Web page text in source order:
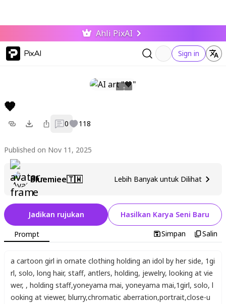
Ahli PixAI
PixAI Sign in
🧡
0 118
Published on Nov 11, 2025
Bluemiee🇹🇼 Lebih Banyak untuk Dilihat
Jadikan rujukan Hasilkan Karya Seni Baru
Prompt Simpan Salin
a cartoon girl in ornate clothing holding an idol by her side, 1gi
rl, solo, long hair, staff, antlers, holding, jewelry, looking at vie
wer, , holding staff,yoneyama mai, yoneyama mai,1girl, solo, l
ooking at viewer, blurry,chromatic aberration,portrait,close-u